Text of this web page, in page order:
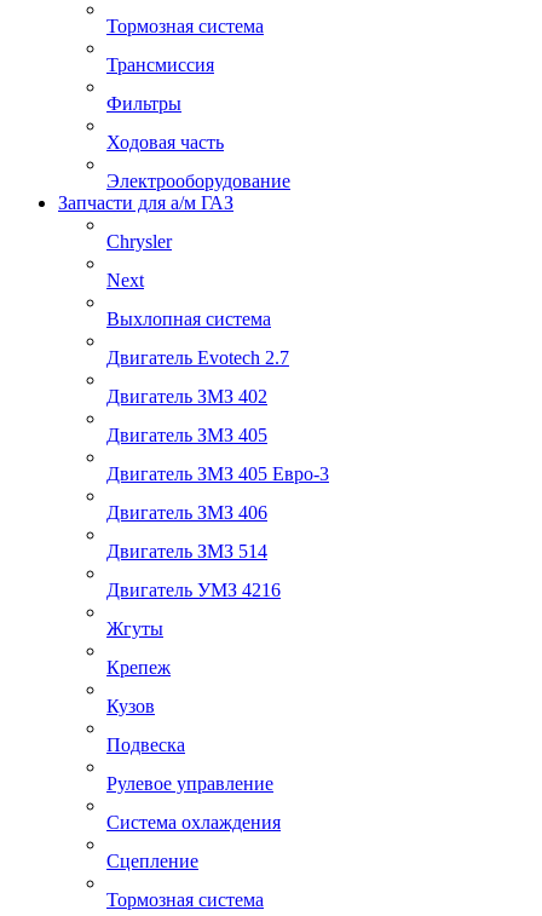
Тормозная система
Трансмиссия
Фильтры
Ходовая часть
Электрооборудование
Запчасти для а/м ГАЗ
Chrysler
Next
Выхлопная система
Двигатель Evotech 2.7
Двигатель ЗМЗ 402
Двигатель ЗМЗ 405
Двигатель ЗМЗ 405 Евро-3
Двигатель ЗМЗ 406
Двигатель ЗМЗ 514
Двигатель УМЗ 4216
Жгуты
Крепеж
Кузов
Подвеска
Рулевое управление
Система охлаждения
Сцепление
Тормозная система